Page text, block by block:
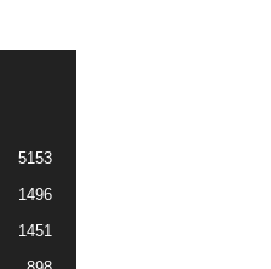
5153
1496
1451